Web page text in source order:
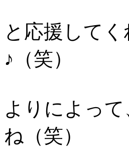
と応援して
♪（笑）
よりによっ
ね（笑）